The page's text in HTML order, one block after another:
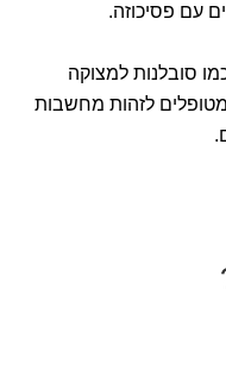
עם פסיכוזה.
סובלנות למצוקה
לזהות מחשבות